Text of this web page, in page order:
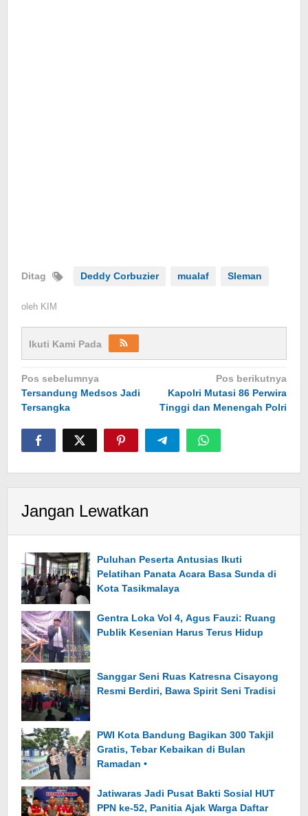
Ditag Deddy Corbuzier mualaf Sleman
oleh KIM
Ikuti Kami Pada
Navigasi
pos
Pos sebelumnya
Tersandung Medsos Jadi
Tersangka
Pos berikutnya
Kapolri Mutasi 86 Perwira
Tinggi dan Menengah Polri
Jangan Lewatkan
Puluhan Peserta Antusias Ikuti
Pelatihan Panata Acara Basa Sunda di
Kota Tasikmalaya
Gentra Loka Vol 4, Agus Fauzi: Ruang
Publik Kesenian Harus Terus Hidup
Sanggar Seni Ruas Katresna Cisayong
Resmi Berdiri, Bawa Spirit Seni Tradisi
PWI Kota Bandung Bagikan 300 Takjil
Gratis, Tebar Kebaikan di Bulan
Ramadan •
Jatiwaras Jadi Pusat Bakti Sosial HUT
PPN ke-52, Panitia Ajak Warga Daftar